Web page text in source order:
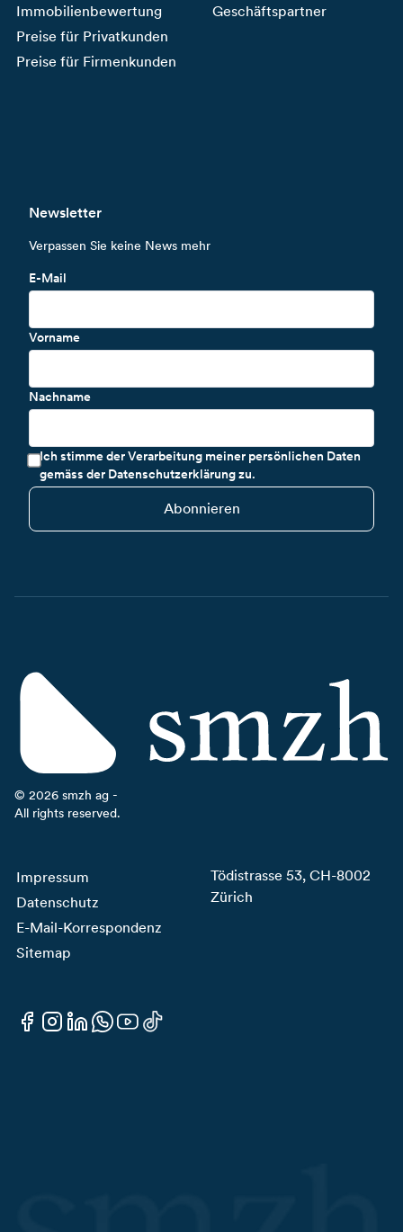
Immobilienbewertung
Preise für Privatkunden
Preise für Firmenkunden
Geschäftspartner
Newsletter
Verpassen Sie keine News mehr
E-Mail
Vorname
Nachname
Ich stimme der Verarbeitung meiner persönlichen Daten
gemäss der Datenschutzerklärung zu.
Abonnieren
© 2026 smzh ag -
All rights reserved.
Impressum
Datenschutz
E-Mail-Korrespondenz
Sitemap
Tödistrasse 53, CH-8002
Zürich